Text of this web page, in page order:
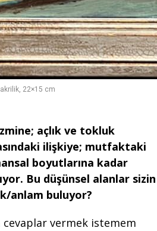
22×15 cm
açlık ve tokluk
ilişkiye; mutfaktaki
boyutlarına kadar
Bu düşünsel alanlar sizin
anlam buluyor?
vermek istemem